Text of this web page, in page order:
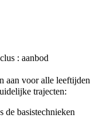
: aanbod
aan voor alle leeftijden
trajecten:
de basistechnieken